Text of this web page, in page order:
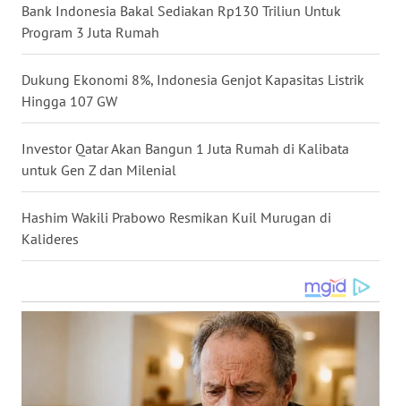
Bank Indonesia Bakal Sediakan Rp130 Triliun Untuk
Program 3 Juta Rumah
Dukung Ekonomi 8%, Indonesia Genjot Kapasitas Listrik
Hingga 107 GW
Investor Qatar Akan Bangun 1 Juta Rumah di Kalibata
untuk Gen Z dan Milenial
Hashim Wakili Prabowo Resmikan Kuil Murugan di
Kalideres
LAMPUNG
JATENG
NUSANTARA
WN
JOGJA
WN